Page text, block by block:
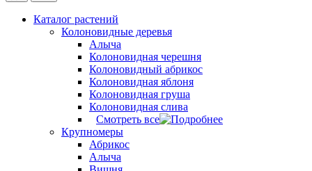
Каталог растений
Колоновидные деревья
Алыча
Колоновидная черешня
Колоновидный абрикос
Колоновидная яблоня
Колоновидная груша
Колоновидная слива
Смотреть все
Крупномеры
Абрикос
Алыча